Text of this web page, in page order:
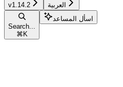
v1.14.2 العربية
Search...
⌘ K
اسأل المساعد